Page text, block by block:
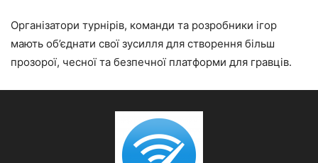
Організатори турнірів, команди та розробники ігор
мають об’єднати свої зусилля для створення більш
прозорої, чесної та безпечної платформи для гравців.